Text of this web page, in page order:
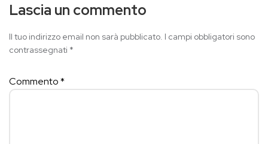
Lascia un commento
Il tuo indirizzo email non sarà pubblicato. I campi obbligatori sono
contrassegnati *
Commento*